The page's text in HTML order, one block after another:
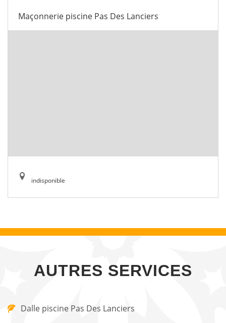
Maçonnerie piscine Pas Des Lanciers
indisponible
AUTRES SERVICES
Dalle piscine Pas Des Lanciers